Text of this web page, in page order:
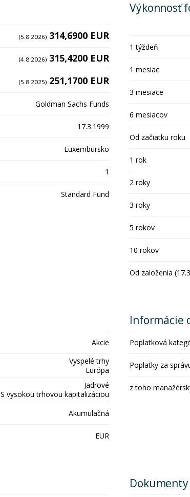
(5.8.2026) 314,6900 EUR
(4.8.2026) 315,4200 EUR
(5.8.2025) 251,1700 EUR
Goldman Sachs Funds
17.3.1999
Luxembursko
1
Standard Fund
Výkonnosť
1 týždeň
1 mesiac
3 mesiace
6 mesiacov
Od začiatku roku
1 rok
2 roky
3 roky
5 rokov
10 rokov
Od založenia
Akcie
Vyspelé trhy
Európa
Jadrové
S vysokou trhovou kapitalizáciou
Akumulačná
EUR
Informácie
Poplatková
Poplatky za
z toho